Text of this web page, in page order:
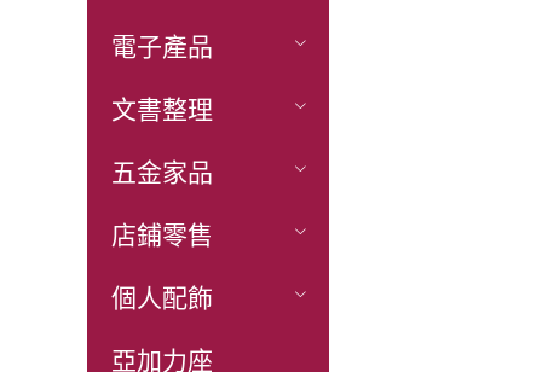
電子產品
文書整理
五金家品
店鋪零售
個人配飾
亞加力座